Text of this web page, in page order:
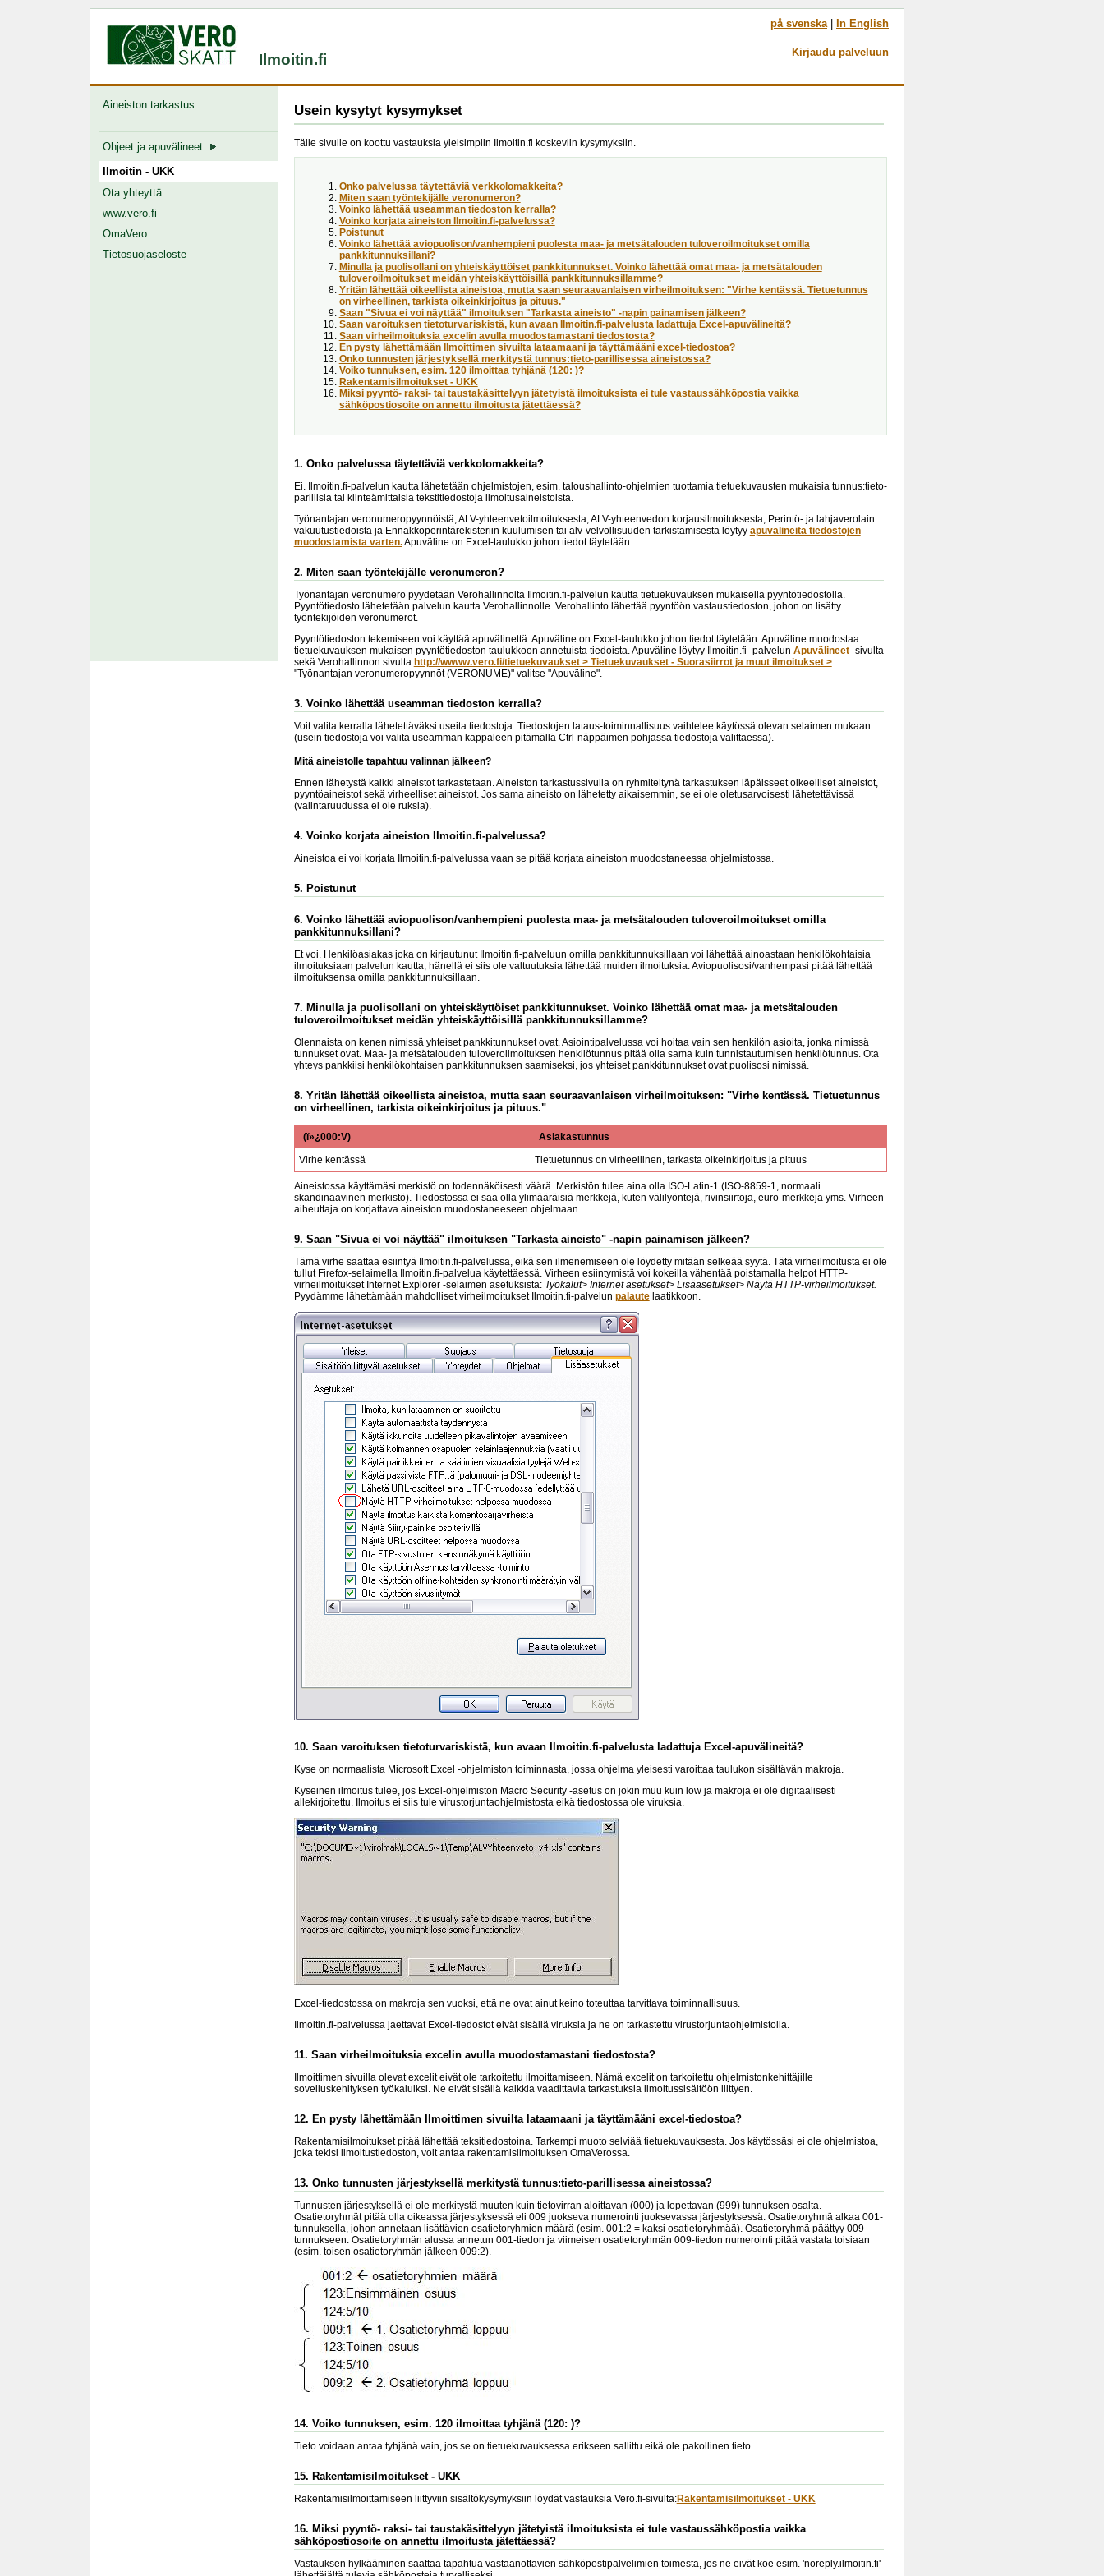
Ilmoitin.fi
på svenska| In English
Kirjaudu palveluun
Aineiston tarkastus
Ohjeet ja apuvälineet
Ilmoitin - UKK
Ota yhteyttä
www.vero.fi
OmaVero
Tietosuojaseloste
Usein kysytyt kysymykset
Tälle sivulle on koottu vastauksia yleisimpiin Ilmoitin.fi koskeviin kysymyksiin.
Onko palvelussa täytettäviä verkkolomakkeita?
Miten saan työntekijälle veronumeron?
Voinko lähettää useamman tiedoston kerralla?
Voinko korjata aineiston Ilmoitin.fi-palvelussa?
Poistunut
Voinko lähettää aviopuolison/vanhempieni puolesta maa- ja metsätalouden tuloveroilmoitukset omilla
pankkitunnuksillani?
Minulla ja puolisollani on yhteiskäyttöiset pankkitunnukset. Voinko lähettää omat maa- ja metsätalouden
tuloveroilmoitukset meidän yhteiskäyttöisillä pankkitunnuksillamme?
Yritän lähettää oikeellista aineistoa, mutta saan seuraavanlaisen virheilmoituksen: "Virhe kentässä. Tietuetunnus
on virheellinen, tarkista oikeinkirjoitus ja pituus."
Saan "Sivua ei voi näyttää" ilmoituksen "Tarkasta aineisto" -napin painamisen jälkeen?
Saan varoituksen tietoturvariskistä, kun avaan Ilmoitin.fi-palvelusta ladattuja Excel-apuvälineitä?
Saan virheilmoituksia excelin avulla muodostamastani tiedostosta?
En pysty lähettämään Ilmoittimen sivuilta lataamaani ja täyttämääni excel-tiedostoa?
Onko tunnusten järjestyksellä merkitystä tunnus:tieto-parillisessa aineistossa?
Voiko tunnuksen, esim. 120 ilmoittaa tyhjänä (120: )?
Rakentamisilmoitukset - UKK
Miksi pyyntö- raksi- tai taustakäsittelyyn jätetyistä ilmoituksista ei tule vastaussähköpostia vaikka
sähköpostiosoite on annettu ilmoitusta jätettäessä?
1. Onko palvelussa täytettäviä verkkolomakkeita?
Ei. Ilmoitin.fi-palvelun kautta lähetetään ohjelmistojen, esim. taloushallinto-ohjelmien tuottamia tietuekuvausten mukaisia tunnus:tieto-
parillisia tai kiinteämittaisia tekstitiedostoja ilmoitusaineistoista.
Työnantajan veronumeropyynnöistä, ALV-yhteenvetoilmoituksesta, ALV-yhteenvedon korjausilmoituksesta, Perintö- ja lahjaverolain
vakuutustiedoista ja Ennakkoperintärekisteriin kuulumisen tai alv-velvollisuuden tarkistamisesta löytyy apuvälineitä tiedostojen
muodostamista varten.Apuväline on Excel-taulukko johon tiedot täytetään.
2. Miten saan työntekijälle veronumeron?
Työnantajan veronumero pyydetään Verohallinnolta Ilmoitin.fi-palvelun kautta tietuekuvauksen mukaisella pyyntötiedostolla.
Pyyntötiedosto lähetetään palvelun kautta Verohallinnolle. Verohallinto lähettää pyyntöön vastaustiedoston, johon on lisätty
työntekijöiden veronumerot.
Pyyntötiedoston tekemiseen voi käyttää apuvälinettä. Apuväline on Excel-taulukko johon tiedot täytetään. Apuväline muodostaa
tietuekuvauksen mukaisen pyyntötiedoston taulukkoon annetuista tiedoista. Apuväline löytyy Ilmoitin.fi -palvelun Apuvälineet-sivulta
sekä Verohallinnon sivulta http://wwww.vero.fi/tietuekuvaukset > Tietuekuvaukset - Suorasiirrot ja muut ilmoitukset >
"Työnantajan veronumeropyynnöt (VERONUME)" valitse "Apuväline".
3. Voinko lähettää useamman tiedoston kerralla?
Voit valita kerralla lähetettäväksi useita tiedostoja. Tiedostojen lataus-toiminnallisuus vaihtelee käytössä olevan selaimen mukaan
(usein tiedostoja voi valita useamman kappaleen pitämällä Ctrl-näppäimen pohjassa tiedostoja valittaessa).
Mitä aineistolle tapahtuu valinnan jälkeen?
Ennen lähetystä kaikki aineistot tarkastetaan. Aineiston tarkastussivulla on ryhmiteltynä tarkastuksen läpäisseet oikeelliset aineistot,
pyyntöaineistot sekä virheelliset aineistot. Jos sama aineisto on lähetetty aikaisemmin, se ei ole oletusarvoisesti lähetettävissä
(valintaruudussa ei ole ruksia).
4. Voinko korjata aineiston Ilmoitin.fi-palvelussa?
Aineistoa ei voi korjata Ilmoitin.fi-palvelussa vaan se pitää korjata aineiston muodostaneessa ohjelmistossa.
5. Poistunut
6. Voinko lähettää aviopuolison/vanhempieni puolesta maa- ja metsätalouden tuloveroilmoitukset omilla
pankkitunnuksillani?
Et voi. Henkilöasiakas joka on kirjautunut Ilmoitin.fi-palveluun omilla pankkitunnuksillaan voi lähettää ainoastaan henkilökohtaisia
ilmoituksiaan palvelun kautta, hänellä ei siis ole valtuutuksia lähettää muiden ilmoituksia. Aviopuolisosi/vanhempasi pitää lähettää
ilmoituksensa omilla pankkitunnuksillaan.
7. Minulla ja puolisollani on yhteiskäyttöiset pankkitunnukset. Voinko lähettää omat maa- ja metsätalouden
tuloveroilmoitukset meidän yhteiskäyttöisillä pankkitunnuksillamme?
Olennaista on kenen nimissä yhteiset pankkitunnukset ovat. Asiointipalvelussa voi hoitaa vain sen henkilön asioita, jonka nimissä
tunnukset ovat. Maa- ja metsätalouden tuloveroilmoituksen henkilötunnus pitää olla sama kuin tunnistautumisen henkilötunnus. Ota
yhteys pankkiisi henkilökohtaisen pankkitunnuksen saamiseksi, jos yhteiset pankkitunnukset ovat puolisosi nimissä.
8. Yritän lähettää oikeellista aineistoa, mutta saan seuraavanlaisen virheilmoituksen: "Virhe kentässä. Tietuetunnus
on virheellinen, tarkista oikeinkirjoitus ja pituus."
(ï»¿000:V)
Asiakastunnus
Virhe kentässä
Tietuetunnus on virheellinen, tarkasta oikeinkirjoitus ja pituus
Aineistossa käyttämäsi merkistö on todennäköisesti väärä. Merkistön tulee aina olla ISO-Latin-1 (ISO-8859-1, normaali
skandinaavinen merkistö). Tiedostossa ei saa olla ylimääräisiä merkkejä, kuten välilyöntejä, rivinsiirtoja, euro-merkkejä yms. Virheen
aiheuttaja on korjattava aineiston muodostaneeseen ohjelmaan.
9. Saan "Sivua ei voi näyttää" ilmoituksen "Tarkasta aineisto" -napin painamisen jälkeen?
Tämä virhe saattaa esiintyä Ilmoitin.fi-palvelussa, eikä sen ilmenemiseen ole löydetty mitään selkeää syytä. Tätä virheilmoitusta ei ole
tullut Firefox-selaimella Ilmoitin.fi-palvelua käytettäessä. Virheen esiintymistä voi kokeilla vähentää poistamalla helpot HTTP-
virheilmoitukset Internet Explorer -selaimen asetuksista: Työkalut> Internet asetukset> Lisäasetukset> Näytä HTTP-virheilmoitukset.
Pyydämme lähettämään mahdolliset virheilmoitukset Ilmoitin.fi-palvelun palautelaatikkoon.
10. Saan varoituksen tietoturvariskistä, kun avaan Ilmoitin.fi-palvelusta ladattuja Excel-apuvälineitä?
Kyse on normaalista Microsoft Excel -ohjelmiston toiminnasta, jossa ohjelma yleisesti varoittaa taulukon sisältävän makroja.
Kyseinen ilmoitus tulee, jos Excel-ohjelmiston Macro Security -asetus on jokin muu kuin low ja makroja ei ole digitaalisesti
allekirjoitettu. Ilmoitus ei siis tule virustorjuntaohjelmistosta eikä tiedostossa ole viruksia.
Excel-tiedostossa on makroja sen vuoksi, että ne ovat ainut keino toteuttaa tarvittava toiminnallisuus.
Ilmoitin.fi-palvelussa jaettavat Excel-tiedostot eivät sisällä viruksia ja ne on tarkastettu virustorjuntaohjelmistolla.
11. Saan virheilmoituksia excelin avulla muodostamastani tiedostosta?
Ilmoittimen sivuilla olevat excelit eivät ole tarkoitettu ilmoittamiseen. Nämä excelit on tarkoitettu ohjelmistonkehittäjille
sovelluskehityksen työkaluiksi. Ne eivät sisällä kaikkia vaadittavia tarkastuksia ilmoitussisältöön liittyen.
12. En pysty lähettämään Ilmoittimen sivuilta lataamaani ja täyttämääni excel-tiedostoa?
Rakentamisilmoitukset pitää lähettää teksitiedostoina. Tarkempi muoto selviää tietuekuvauksesta. Jos käytössäsi ei ole ohjelmistoa,
joka tekisi ilmoitustiedoston, voit antaa rakentamisilmoituksen OmaVerossa.
13. Onko tunnusten järjestyksellä merkitystä tunnus:tieto-parillisessa aineistossa?
Tunnusten järjestyksellä ei ole merkitystä muuten kuin tietovirran aloittavan (000) ja lopettavan (999) tunnuksen osalta.
Osatietoryhmät pitää olla oikeassa järjestyksessä eli 009 juokseva numerointi juoksevassa järjestyksessä. Osatietoryhmä alkaa 001-
tunnuksella, johon annetaan lisättävien osatietoryhmien määrä (esim. 001:2 = kaksi osatietoryhmää). Osatietoryhmä päättyy 009-
tunnukseen. Osatietoryhmän alussa annetun 001-tiedon ja viimeisen osatietoryhmän 009-tiedon numerointi pitää vastata toisiaan
(esim. toisen osatietoryhmän jälkeen 009:2).
14. Voiko tunnuksen, esim. 120 ilmoittaa tyhjänä (120: )?
Tieto voidaan antaa tyhjänä vain, jos se on tietuekuvauksessa erikseen sallittu eikä ole pakollinen tieto.
15. Rakentamisilmoitukset - UKK
Rakentamisilmoittamiseen liittyviin sisältökysymyksiin löydät vastauksia Vero.fi-sivulta:Rakentamisilmoitukset - UKK
16. Miksi pyyntö- raksi- tai taustakäsittelyyn jätetyistä ilmoituksista ei tule vastaussähköpostia vaikka
sähköpostiosoite on annettu ilmoitusta jätettäessä?
Vastauksen hylkääminen saattaa tapahtua vastaanottavien sähköpostipalvelimien toimesta, jos ne eivät koe esim. 'noreply.ilmoitin.fi'